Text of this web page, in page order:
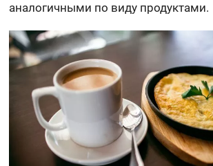
аналогичными по виду продуктами.